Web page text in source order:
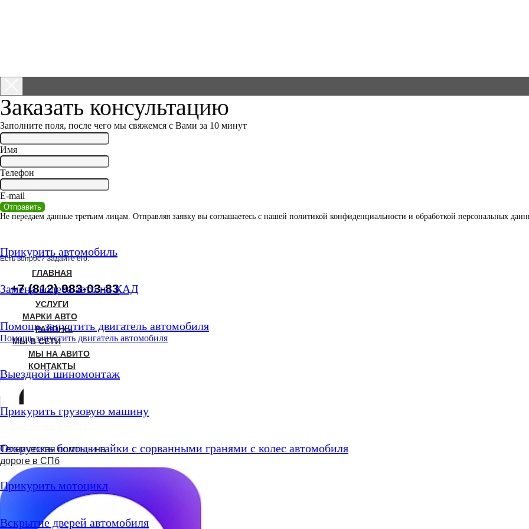
Есть вопрос? Задайте его:
ГЛАВНАЯ
+7 (812) 983-03-83
УСЛУГИ
МАРКИ АВТО
РАЙОНЫ
МЫ В СЕТИ
МЫ НА АВИТО
КОНТАКТЫ
Техническая помощь на
дороге в СПб
Заказать консультацию
Заполните поля, после чего мы свяжемся с Вами за 10 минут
Имя
Телефон
E-mail
Отправить
Не передаем данные третьим лицам. Отправляя заявку вы соглашаетесь с нашей политикой конфиденциальности и обработкой персональных
Прикурить автомобиль
Замена колеса авто на КАД
Помощь запустить двигатель автомобиля
Помощь запустить двигатель автомобиля
Выездной шиномонтаж
Прикурить грузовую машину
Открутить болты и гайки с сорванными гранями с колес автомобиля
Прикурить мотоцикл
Вскрытие дверей автомобиля